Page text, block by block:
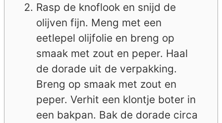
Rasp de knoflook en snijd de
olijven fijn. Meng met een
eetlepel olijfolie en breng op
smaak met zout en peper. Haal
de dorade uit de verpakking.
Breng op smaak met zout en
peper. Verhit een klontje boter in
een bakpan. Bak de dorade circa